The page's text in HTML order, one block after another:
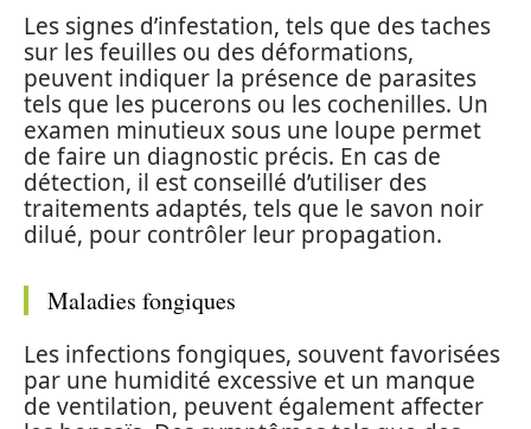
Les signes d’infestation, tels que des taches
sur les feuilles ou des déformations,
peuvent indiquer la présence de parasites
tels que les pucerons ou les cochenilles. Un
examen minutieux sous une loupe permet
de faire un diagnostic précis. En cas de
détection, il est conseillé d’utiliser des
traitements adaptés, tels que le savon noir
dilué, pour contrôler leur propagation.
Maladies fongiques
Les infections fongiques, souvent favorisées
par une humidité excessive et un manque
de ventilation, peuvent également affecter